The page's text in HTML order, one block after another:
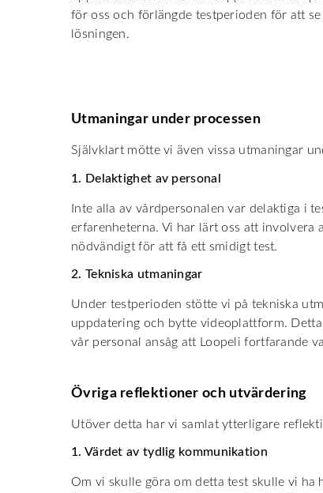
för oss och förlängde testperioden för att
lösningen.
Utmaningar under processen
Självklart mötte vi även vissa utmaningar
1. Delaktighet av personal
Inte alla av vårdpersonalen var delaktiga i
erfarenheterna. Vi har lärt oss att involvera
nödvändigt för att få ett smidigt test.
2. Tekniska utmaningar
Under testperioden stötte vi på tekniska
uppdatering och bytte videoplattform.
vår personal ansåg att Loopeli fortfarande
Övriga reflektioner och utvärdering
Utöver detta har vi samlat ytterligare
1. Värdet av tydlig kommunikation
Om vi skulle göra om detta test skulle vi ha